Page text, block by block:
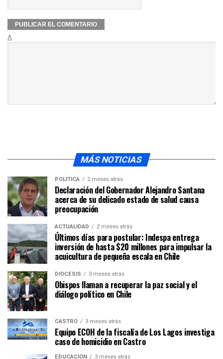
Δ
MÁS NOTICIAS
POLÍTICA 2 meses atrás
Declaración del Gobernador Alejandro Santana
acerca de su delicado estado de salud causa
preocupación
ACTUALIDAD 2 meses atrás
Últimos días para postular: Indespa entrega
inversión de hasta $20 millones para impulsar la
acuicultura de pequeña escala en Chile
DIÓCESIS 3 meses atrás
Obispos llaman a recuperar la paz social y el
diálogo político en Chile
CASTRO 3 meses atrás
Equipo ECOH de la fiscalía de Los Lagos investiga
caso de homicidio en Castro
EDUCACIÓN 3 meses atrás